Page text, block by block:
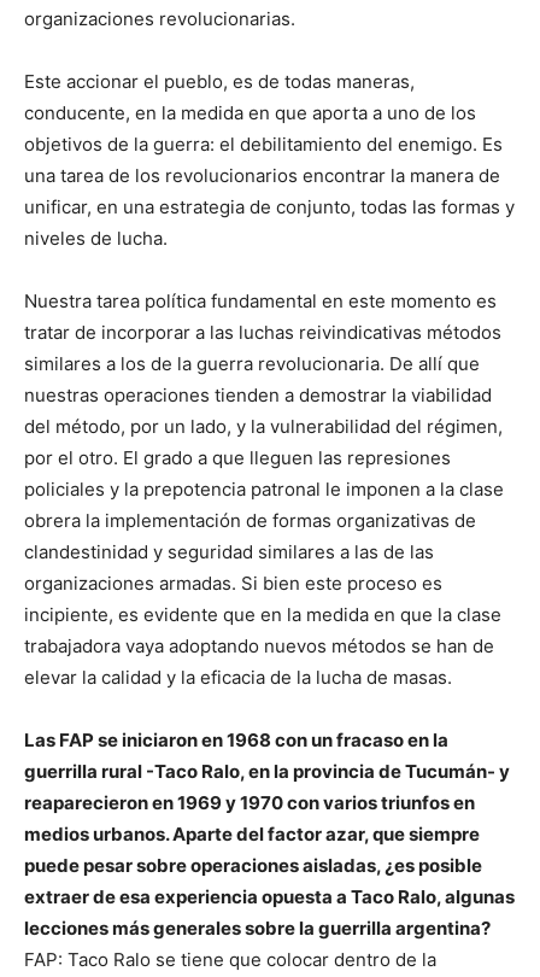
organizaciones revolucionarias.
Este accionar el pueblo, es de todas maneras,
conducente, en la medida en que aporta a uno de los
objetivos de la guerra: el debilitamiento del enemigo. Es
una tarea de los revolucionarios encontrar la manera de
unificar, en una estrategia de conjunto, todas las formas y
niveles de lucha.
Nuestra tarea política fundamental en este momento es
tratar de incorporar a las luchas reivindicativas métodos
similares a los de la guerra revolucionaria. De allí que
nuestras operaciones tienden a demostrar la viabilidad
del método, por un lado, y la vulnerabilidad del régimen,
por el otro. El grado a que lleguen las represiones
policiales y la prepotencia patronal le imponen a la clase
obrera la implementación de formas organizativas de
clandestinidad y seguridad similares a las de las
organizaciones armadas. Si bien este proceso es
incipiente, es evidente que en la medida en que la clase
trabajadora vaya adoptando nuevos métodos se han de
elevar la calidad y la eficacia de la lucha de masas.
Las FAP se iniciaron en 1968 con un fracaso en la
guerrilla rural -Taco Ralo, en la provincia de Tucumán- y
reaparecieron en 1969 y 1970 con varios triunfos en
medios urbanos. Aparte del factor azar, que siempre
puede pesar sobre operaciones aisladas, ¿es posible
extraer de esa experiencia opuesta a Taco Ralo, algunas
lecciones más generales sobre la guerrilla argentina?
FAP: Taco Ralo se tiene que colocar dentro de la